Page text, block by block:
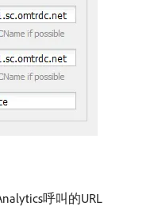
呼叫的URL